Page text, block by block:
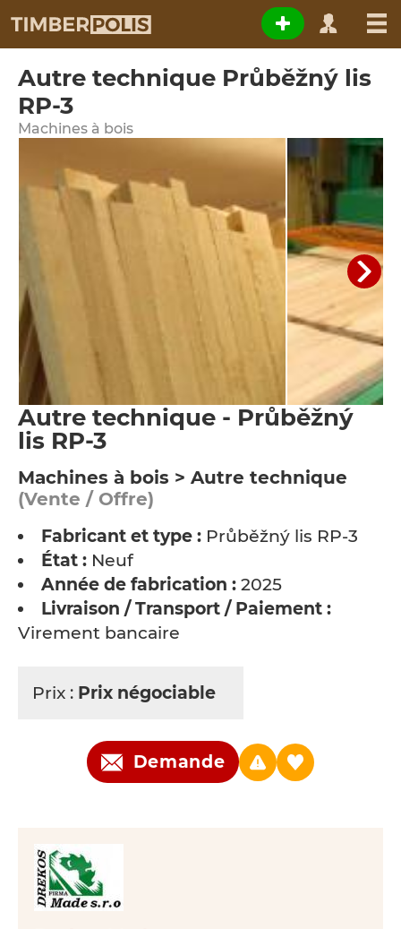
Autre technique Průběžný lis
RP-3
Machines à bois
Autre technique - Průběžný
lis RP-3
Machines à bois > Autre technique
(Vente / Offre)
Fabricant et type : Průběžný lis RP-3
État : Neuf
Année de fabrication : 2025
Livraison / Transport / Paiement :
Virement bancaire
Prix : Prix négociable
Demande